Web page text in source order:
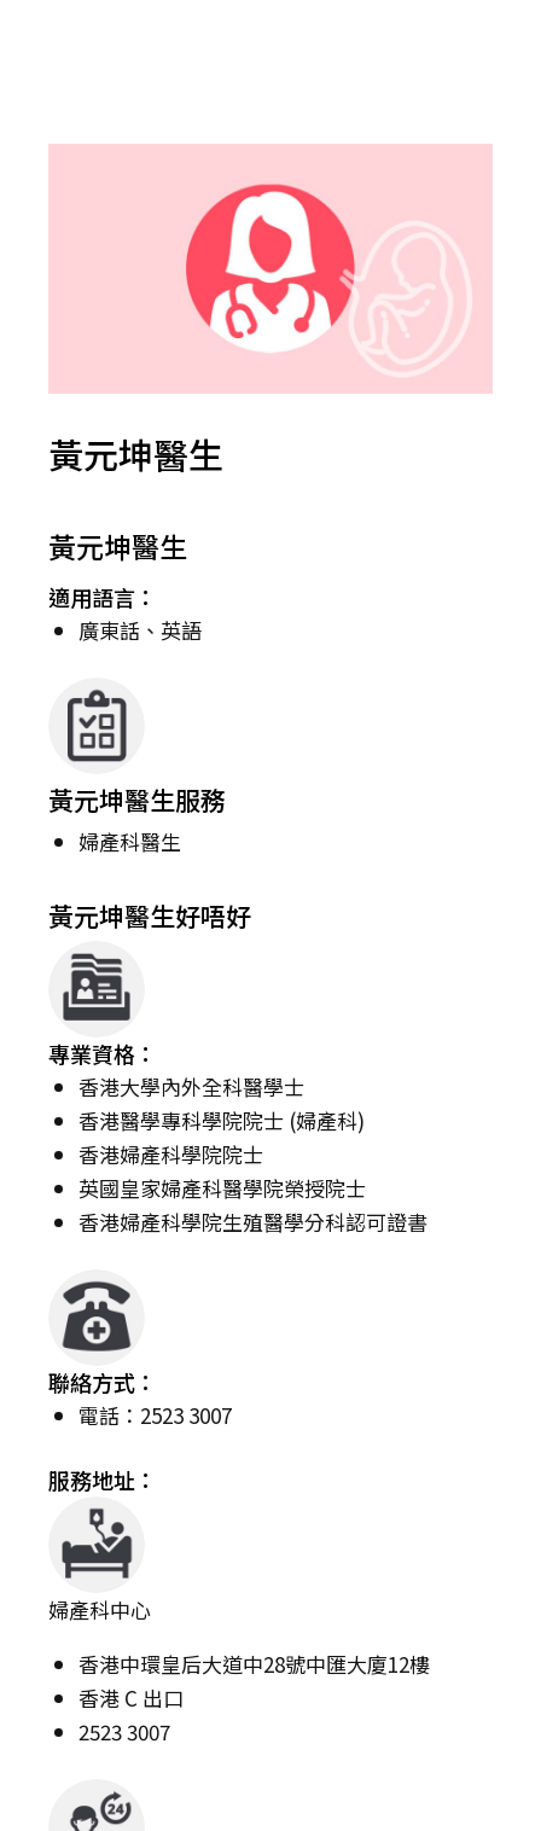
黃元坤醫生
黃元坤醫生
適用語言：
廣東話、英語
黃元坤醫生服務
婦產科醫生
黃元坤醫生好唔好
專業資格：
香港大學內外全科醫學士
香港醫學專科學院院士 (婦產科)
香港婦產科學院院士
英國皇家婦產科醫學院榮授院士
香港婦產科學院生殖醫學分科認可證書
聯絡方式：
電話：2523 3007
服務地址：
婦產科中心
香港中環皇后大道中28號中匯大廈12樓
香港 C 出口
2523 3007